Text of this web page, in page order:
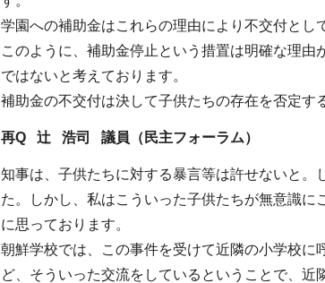
学園への補助金はこれらの理由により不交付とし
このように、補助金停止という措置は明確な理
ではないと考えております。
補助金の不交付は決して子供たちの存在を否定す
再Q 辻 浩司 議員（民主フォーラム）
知事は、子供たちに対する暴言等は許せないと
た。しかし、私はこういった子供たちが無意識
に思っております。
朝鮮学校では、この事件を受けて近隣の小学校
ど、そういった交流をしているということで、